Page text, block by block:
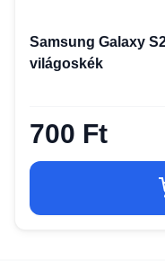
Samsung Galaxy
világoskék
700 Ft